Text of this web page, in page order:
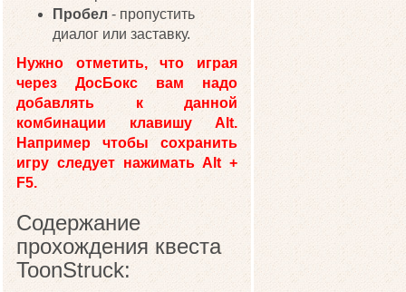
Пробел - пропустить
диалог или заставку.
Нужно отметить, что играя
через ДосБокс вам надо
добавлять к данной
комбинации клавишу Alt.
Например чтобы сохранить
игру следует нажимать Alt +
F5.
Содержание
прохождения квеста
ToonStruck: